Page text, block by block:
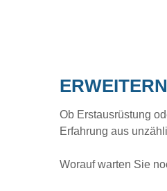
Ob Erstausrüstung
Erfahrung aus
Worauf warten Sie